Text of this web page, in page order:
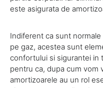
este asigurata de
Indiferent ca sunt
pe gaz, acestea sunt
confortului si sigurantei in
pentru ca, dupa cum vom
amortizoarele au un rol